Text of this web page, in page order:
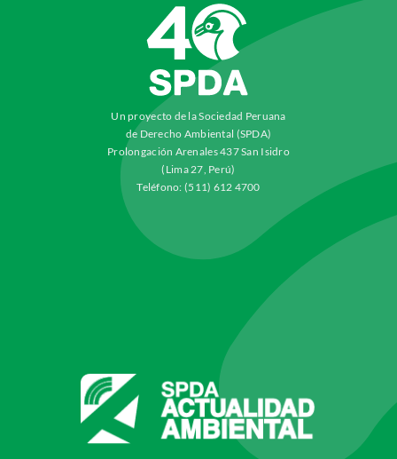
Un proyecto de la Sociedad Peruana
de Derecho Ambiental (SPDA)
Prolongación Arenales 437 San Isidro
(Lima 27, Perú)
Teléfono: (511) 612 4700